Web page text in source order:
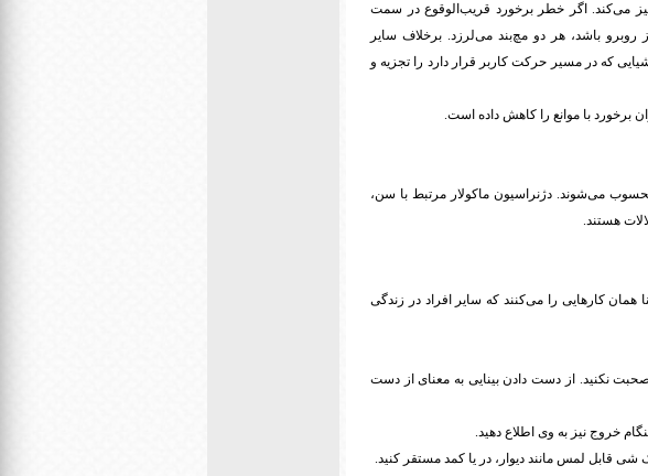
می‌کند. اگر خطر برخورد قریب‌الوقوع در سمت
باشد، هر دو مچ‌بند می‌لرزد. برخلاف سایر
که در مسیر حرکت کاربر قرار دارد را تجزیه و
محسوب می‌شوند. دژنراسیون ماکولار مرتبط با سن،
هستند.
همان کارهایی را می‌کنند که سایر افراد در زندگی
نکنید. از دست دادن بینایی به معنای از دست
خروج نیز به وی اطلاع دهید.
شی قابل لمس مانند دیوار، در یا کمد مستقر کنید.